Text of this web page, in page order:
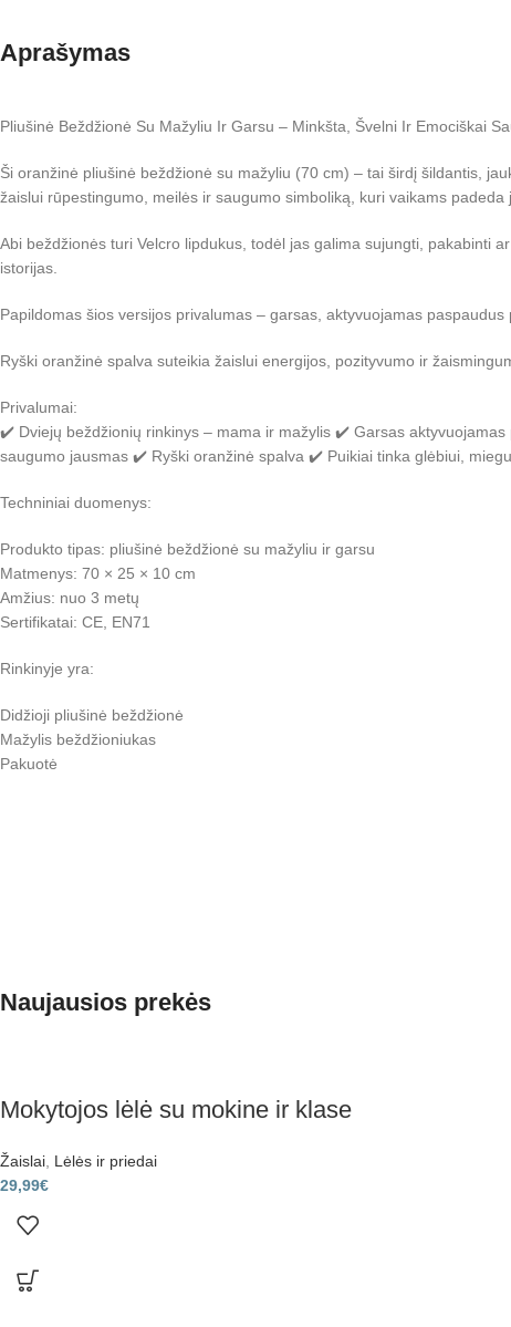
Aprašymas
Pliušinė Beždžionė Su Mažyliu Ir Garsu – Minkšta, Švelni Ir Emociškai
Ši oranžinė pliušinė beždžionė su mažyliu (70 cm) – tai širdį šildantis,
žaislui rūpestingumo, meilės ir saugumo simboliką, kuri vaikams padeda
Abi beždžionės turi Velcro lipdukus, todėl jas galima sujungti, pakabinti
istorijas.
Papildomas šios versijos privalumas – garsas, aktyvuojamas
Ryški oranžinė spalva suteikia žaislui energijos, pozityvumo ir
Privalumai:
✔️ Dviejų beždžionių rinkinys – mama ir mažylis ✔️ Garsas
saugumo jausmas ✔️ Ryški oranžinė spalva ✔️ Puikiai tinka glėbiui,
Techniniai duomenys:
Produkto tipas: pliušinė beždžionė su mažyliu ir garsu
Matmenys: 70 × 25 × 10 cm
Amžius: nuo 3 metų
Sertifikatai: CE, EN71
Rinkinyje yra:
Didžioji pliušinė beždžionė
Mažylis beždžioniukas
Pakuotė
Naujausios prekės
Mokytojos lėlė su mokine ir klase
Žaislai Lėlės ir priedai
29,99€